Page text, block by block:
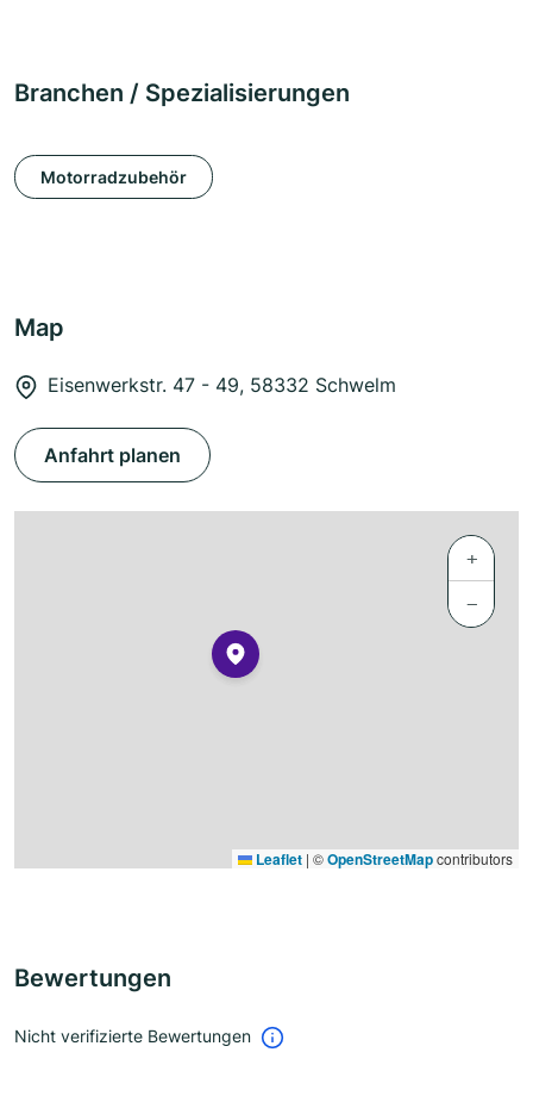
Branchen / Spezialisierungen
Motorradzubehör
Map
Eisenwerkstr. 47 - 49, 58332 Schwelm
Anfahrt planen
+
−
Leaflet | ©OpenStreetMapcontributors
Bewertungen
Nicht verifizierte Bewertungen